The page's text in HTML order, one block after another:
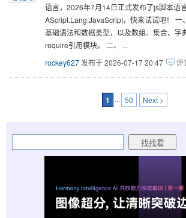
语言，2026年7月14日正式发布了js脚本语
AScript.Lang.JavaScript，快来试试吧！ 一
基础语法和数据类型，以及数组、集合、字
require引用模块。 二、 ...
rockey627 发布于 2026-07-17 20:47 评
1 ··· 50 Next >